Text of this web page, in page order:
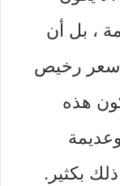
، بل أن
، وهو سعر رخيص
هذه
ذلك بكثير.